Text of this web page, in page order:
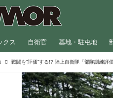
クス 自衛官 基地・駐屯地
戦闘を“評価”する!? 陸上自衛隊「部隊訓練評